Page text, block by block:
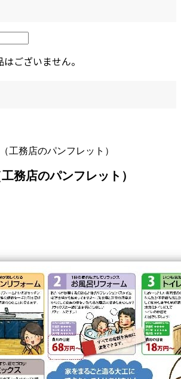
ございません。
工務店のパンフレット）
務店のパンフレット）